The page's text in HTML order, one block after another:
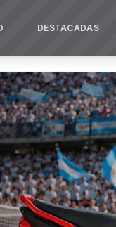
DESTACADAS